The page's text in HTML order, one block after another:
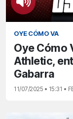
OYE CÓMO VA
Oye Cómo
Athletic,
Gabarra
11/07/2025 • 15:31 •